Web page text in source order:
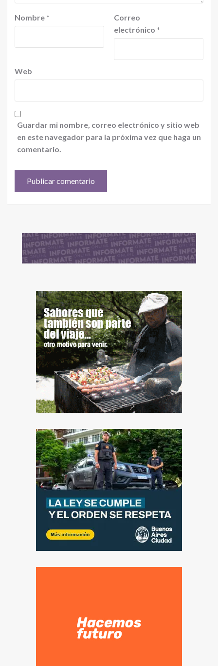
Nombre *
Correo
electrónico *
Web
Guardar mi nombre, correo electrónico y sitio web
en este navegador para la próxima vez que haga un
comentario.